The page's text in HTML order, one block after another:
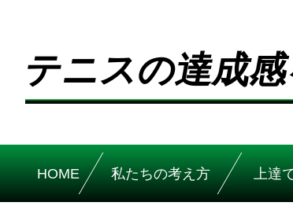
テニスの達成
HOME 私たちの考え方 上達